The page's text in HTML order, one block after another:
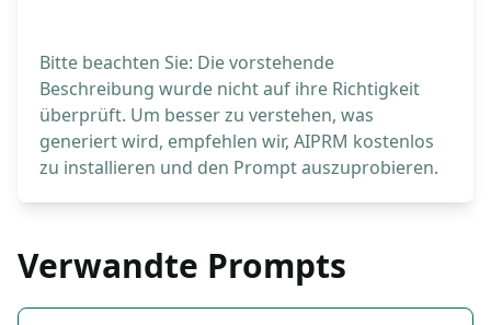
Bitte beachten Sie: Die vorstehende
Beschreibung wurde nicht auf ihre Richtigkeit
überprüft. Um besser zu verstehen, was
generiert wird, empfehlen wir, AIPRM kostenlos
zu installieren und den Prompt auszuprobieren.
Verwandte Prompts